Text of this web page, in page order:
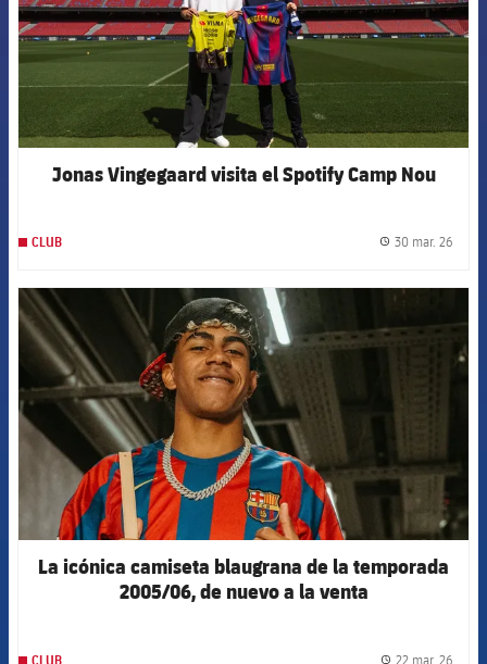
Jonas Vingegaard visita el Spotify Camp Nou
CLUB 30 mar. 26
FCB Barcelona badge
La icónica camiseta blaugrana de la temporada
2005/06, de nuevo a la venta
CLUB 22 mar. 26